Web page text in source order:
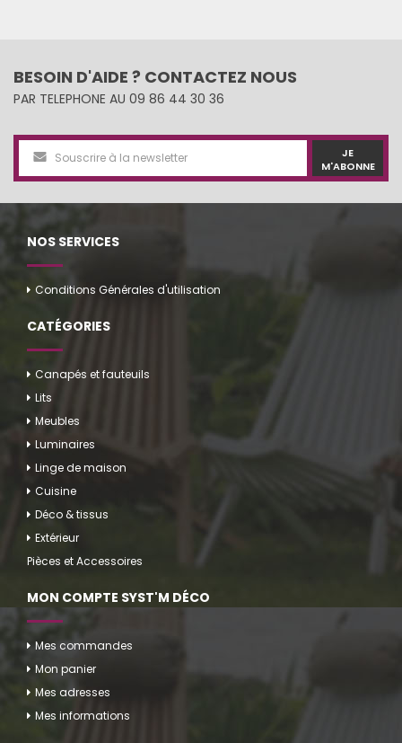
BESOIN D'AIDE ? CONTACTEZ NOUS
PAR TELEPHONE AU 09 86 44 30 36
JE
M'ABONNE
NOS SERVICES
Conditions Générales d'utilisation
CATÉGORIES
Canapés et fauteuils
Lits
Meubles
Luminaires
Linge de maison
Cuisine
Déco & tissus
Extérieur
Pièces et Accessoires
MON COMPTE SYST'M DÉCO
Mes commandes
Mon panier
Mes adresses
Mes informations